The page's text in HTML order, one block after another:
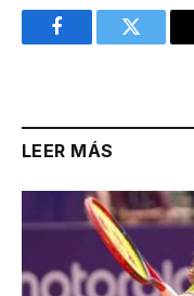
FacebookTwitter
LEER MÁS